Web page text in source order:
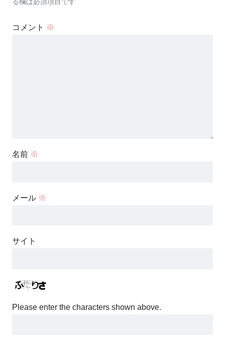
コメント ※
名前 ※
メール ※
サイト
Please enter the characters shown above.